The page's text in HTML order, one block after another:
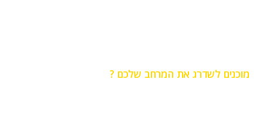
מוכנים לשדרג את המרחב שלכם ?